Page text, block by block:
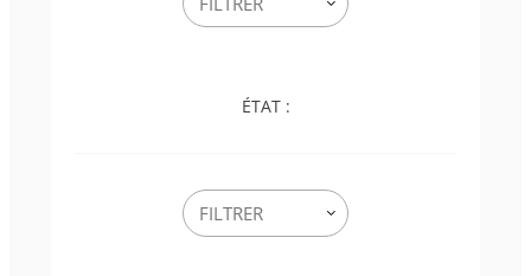
ÉTAT :